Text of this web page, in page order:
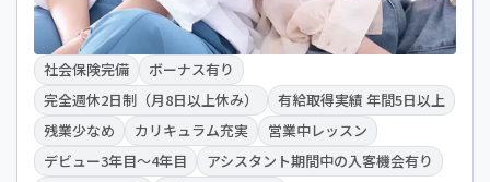
社会保険完備
ボーナス有り
完全週休2日制（月8日以上休み）
有給取得実績 年間5日以上
残業少なめ
カリキュラム充実
営業中レッスン
デビュー3年目～4年目
アシスタント期間中の入客機会有り